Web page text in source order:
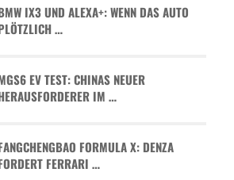
IX3 UND ALEXA+: WENN DAS AUTO
…
EV TEST: CHINAS NEUER
IM …
FORMULA X: DENZA
FERRARI …